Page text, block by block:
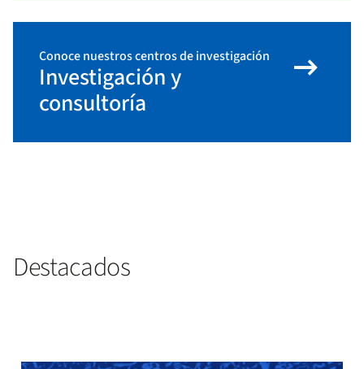
Conoce nuestros centros de investigación
Investigación y
consultoría
arrow_right_alt
Destacados